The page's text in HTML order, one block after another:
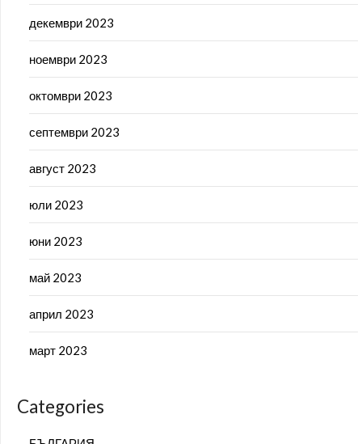
декември 2023
ноември 2023
октомври 2023
септември 2023
август 2023
юли 2023
юни 2023
май 2023
април 2023
март 2023
Categories